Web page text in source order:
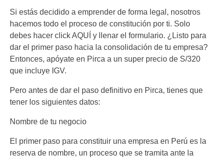
Si estás decidido a emprender de forma legal, nosotros
hacemos todo el proceso de constitución por ti. Solo
debes hacer click AQUÍ y llenar el formulario. ¿Listo para
dar el primer paso hacia la consolidación de tu empresa?
Entonces, apóyate en Pirca a un super precio de S/320
que incluye IGV.
Pero antes de dar el paso definitivo en Pirca, tienes que
tener los siguientes datos:
Nombre de tu negocio
El primer paso para constituir una empresa en Perú es la
reserva de nombre, un proceso que se tramita ante la